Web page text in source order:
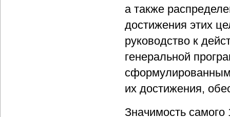
а также
достижения этих
руководство к
генеральной
их достижения,
Значимость самого